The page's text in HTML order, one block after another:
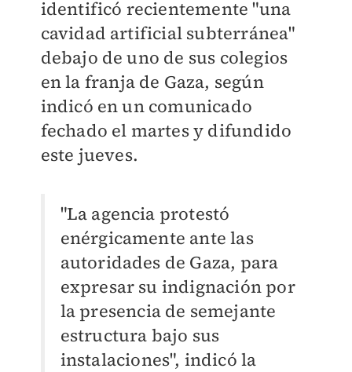
identificó recientemente "una
cavidad artificial subterránea"
debajo de uno de sus colegios
en la franja de Gaza, según
indicó en un comunicado
fechado el martes y difundido
este jueves.
"La agencia protestó
enérgicamente ante las
autoridades de Gaza, para
expresar su indignación por
la presencia de semejante
estructura bajo sus
instalaciones", indicó la